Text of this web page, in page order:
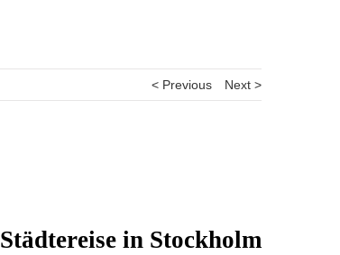
< Previous Next >
Städtereise in Stockholm